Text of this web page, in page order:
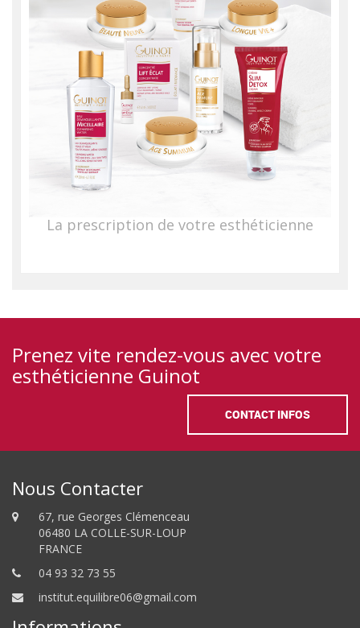
La prescription de votre esthéticienne
Prenez vite rendez-vous avec votre
esthéticienne Guinot
CONTACT INFOS
Nous Contacter
67, rue Georges Clémenceau
06480 LA COLLE-SUR-LOUP
FRANCE
04 93 32 73 55
institut.equilibre06@gmail.com